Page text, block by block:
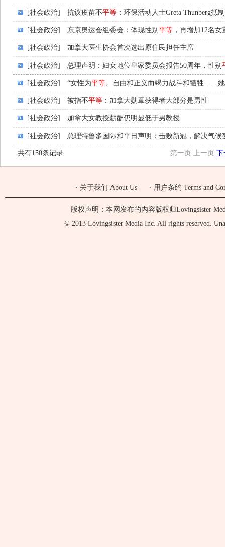
[社会政治] 抗议疫苗不平等 ：环保活动人士Greta Thunberg抵
[社会政治] 东京奥运会组委会：体现性别 平等 ，再增加12名
[社会政治] 加拿大医生协会首次选出原住民担任主席
[社会政治] 总理声明：妇女地位皇家委员会报告50周年，性别
[社会政治] “女性为平等、自由和正义而竭力战斗和牺牲……
[社会政治] 被指不平等 ：加拿大勋章获得者大部分是男性
[社会政治] 加拿大女教授薪酬仍明显低于男教授
[社会政治] 总理特鲁多国际和平日声明：击败新冠，解决气候
共有150条记录 第一页 上一页 下
· 关于我们 About Us · 用户条约 Terms and
版权声明：本网发布的内容版权归Lovingsister
© 2013 Lovingsister Media Inc. All rights reserved.